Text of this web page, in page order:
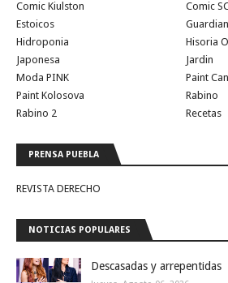
Comic Kiulston
Comic
Estoicos
Hidroponia
Hisoria
Japonesa
Jardin
Moda PINK
Paint
Paint Kolosova
Rabino
Rabino 2
Recetas
PRENSA PUEBLA
REVISTA DERECHO
NOTICIAS POPULARES
Descasadas y arrepentidas